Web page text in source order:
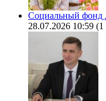
Социальный фонд
28.07.2026 10:59 (1